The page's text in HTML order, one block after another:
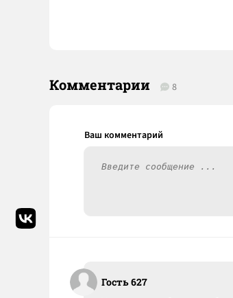
Комментарии 8
Гость 627